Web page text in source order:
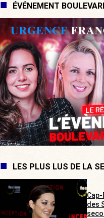
ÉVÉNEMENT
LES PLUS LUS DE LA
des